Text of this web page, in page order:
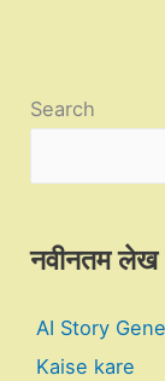
Search
नवीनतम लेख
AI Story
Kaise kare